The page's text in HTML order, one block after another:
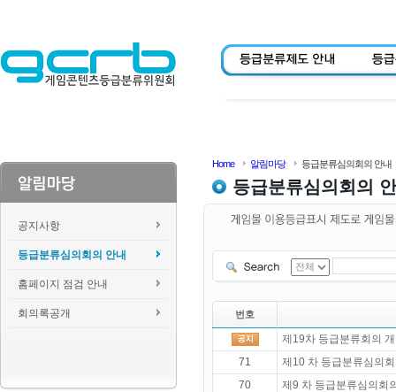
공지사항
등급분류심의회의 안내
홈페이지 점검 안내
회의록공개
Home 알림마당 등급분류심의회의 안내
등급분류심의회의
번호
제19차 등급분류회의
71
제10 차 등급분류심의
70
제9 차 등급분류심의회